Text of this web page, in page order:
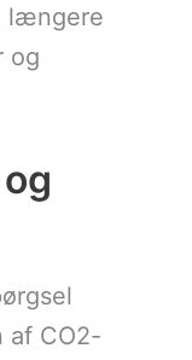
længere
og
af CO2-